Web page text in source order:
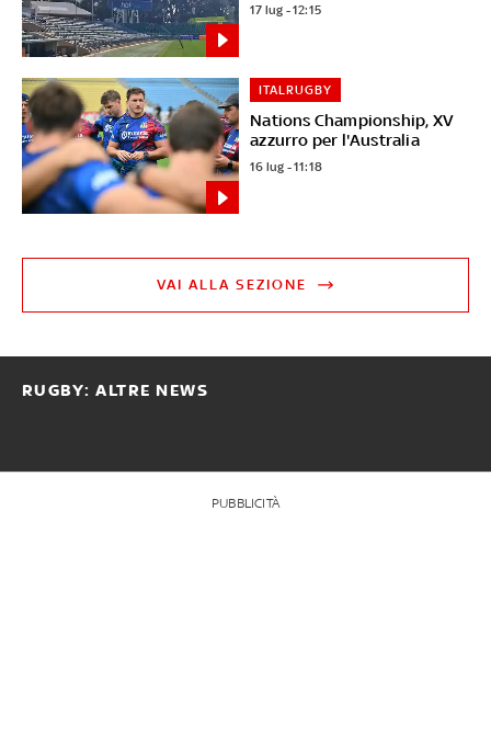
17 lug - 12:15
Nations Championship, XV
azzurro per l'Australia
ITALRUGBY
16 lug - 11:18
VAI ALLA SEZIONE
RUGBY: ALTRE NEWS
PUBBLICITÀ